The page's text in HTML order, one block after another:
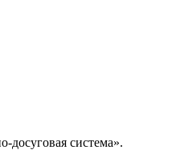
досуговая система».